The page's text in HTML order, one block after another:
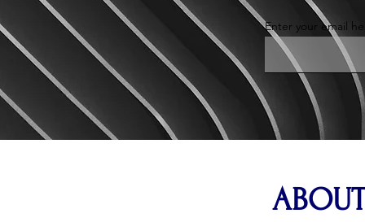
Enter your email